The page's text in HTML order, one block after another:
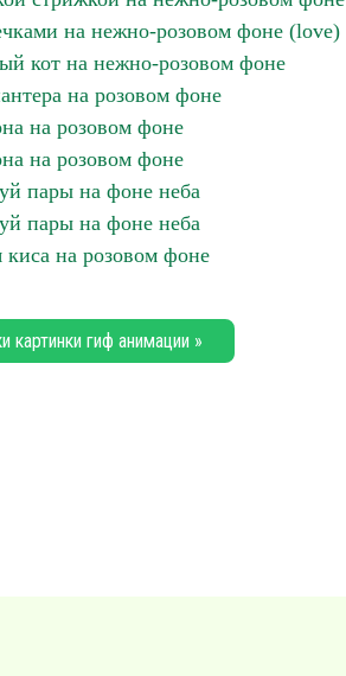
на нежно-розовом фоне (love)
кот на нежно-розовом фоне
на розовом фоне
на розовом фоне
на розовом фоне
пары на фоне неба
пары на фоне неба
киса на розовом фоне
картинки гиф анимации »